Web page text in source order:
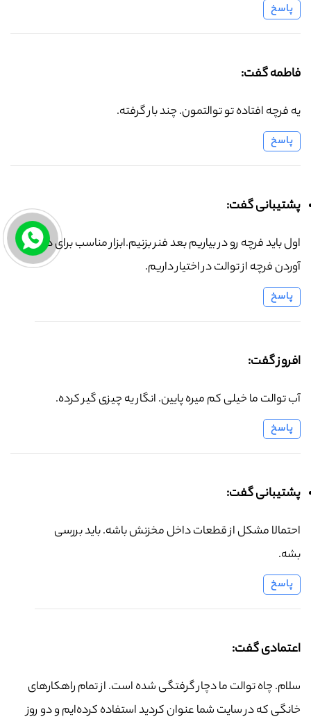
پاسخ
فاطمه گفت:
یه فرچه افتاده تو توالتمون. چند بار گرفته.
پاسخ
پشتیبانی گفت:
اول باید فرچه رو در بیاریم بعد فنر بزنیم.ابزار مناسب برای در
آوردن فرچه از توالت در اختیار داریم.
پاسخ
افروز گفت:
آب توالت ما خیلی کم میره پایین. انگار یه چیزی گیر کرده.
پاسخ
پشتیبانی گفت:
احتمالا مشکل از قطعات داخل مخزنش باشه. باید بررسی
بشه.
پاسخ
اعتمادی گفت:
سلام. چاه توالت ما دچار گرفتگی شده است. از تمام راهکارهای
خانگی که در سایت شما عنوان کردید استفاده کرده‌ایم و دو روز